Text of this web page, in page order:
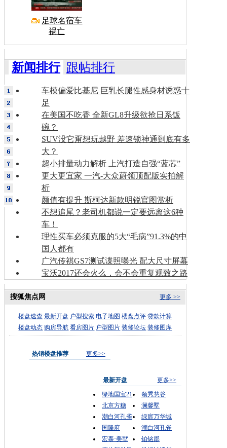
足球名宿车
祸亡
新闻排行 跟帖排行
车模偏爱比基尼 巨乳长腿性感身材诱惑十
足
在美国不吃香 全新GL8升级欲抢日系饭
碗？
SUV没它甭想玩越野 差速锁神通到底有多
大？
超小排量动力解析 上汽打造自强“蓝芯”
更大更宜家 一汽-大众蔚领顶配版实拍解
析
颜值有提升 斯柯达新款明锐官图赏析
不想追尾？老司机都说一定要远离这6种
车！
理性买车必须克服的5大“毛病”91.3%的中
国人都有
广汽传祺GS7测试谍照曝光 配大尺寸屏幕
宝沃2017还会火么，会不会重复观致之路
更多 >>
搜狐焦点网
楼盘速查 最新开盘 户型搜索 电子地图 楼盘点评 贷款计算
楼盘动态 购房导航 看房图片 户型图片 装修论坛 装修图库
热销楼盘推荐 更多>>
最新开盘
更多>>
绿地国宝21
领秀慧谷
北京方糖
澜馨墅
潮白河孔雀
绿宸万华城
国隆府
潮白河孔雀
宏泰·美墅
铂铭郡